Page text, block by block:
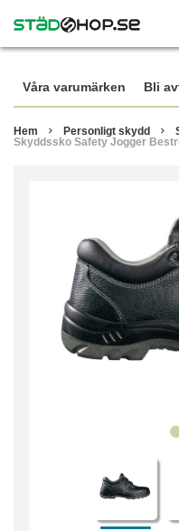
Våra varumärken Bli
Hem Personligt skydd
Skyddssko Safety Jogger